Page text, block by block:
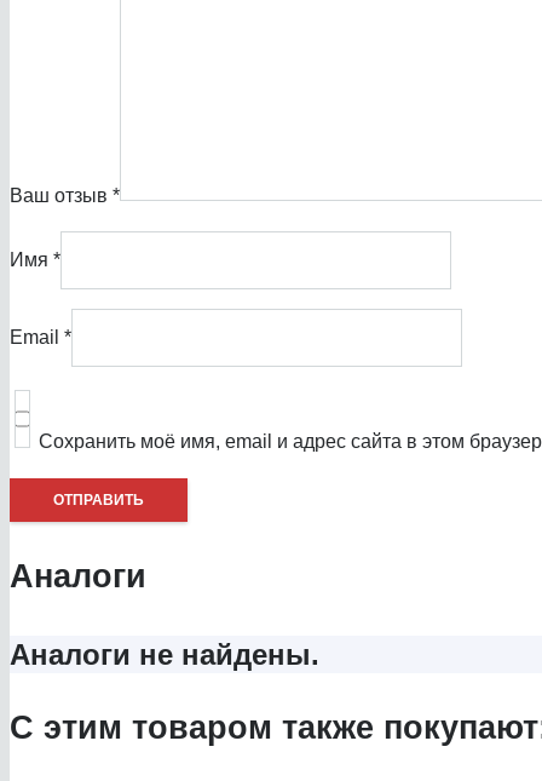
Ваш отзыв *
Имя *
Email *
Сохранить моё имя, email и адрес сайта в этом
Аналоги
Аналоги не найдены.
С этим товаром также